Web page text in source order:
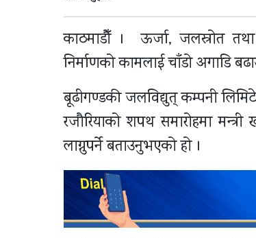
काठमाडौँ । ऊर्जा, जलस्रोत
निर्माणको कामलाई चाँडो अगाडि
बूढीगण्डकी जलविद्युत् कम्पनी
रजौरियाको शपथ समारोहमा
लाग्नुपर्ने बताउनुभएको हो ।